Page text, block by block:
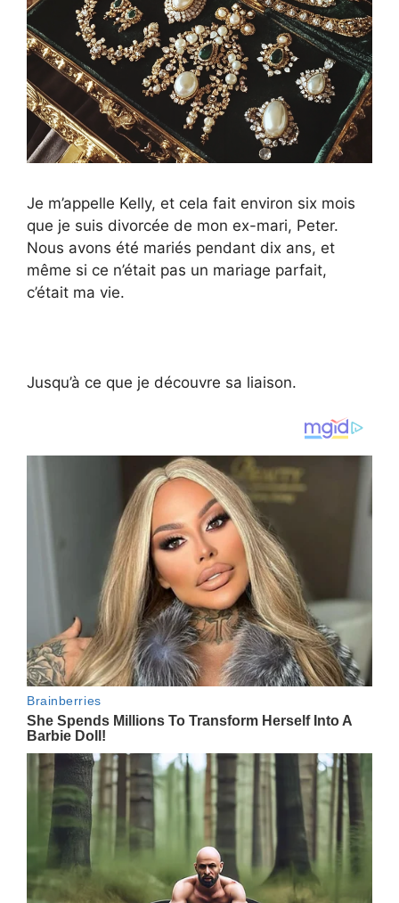
Je m’appelle Kelly, et cela fait environ six mois
que je suis divorcée de mon ex-mari, Peter.
Nous avons été mariés pendant dix ans, et
même si ce n’était pas un mariage parfait,
c’était ma vie.
Jusqu’à ce que je découvre sa liaison.